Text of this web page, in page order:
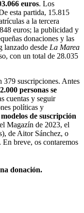
euros. Los
esta partida, 15.815
a la tercera
euros; la publicidad y
donaciones y las
lanzado desde La Marea
con un total de 28.035
379 suscripciones. Antes
personas se
cuentas y seguir
políticas y
de suscripción
Magazín de 2023, el
de Aitor Sánchez, o
breve, os contaremos
donación.